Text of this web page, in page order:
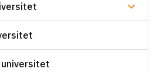
universitet